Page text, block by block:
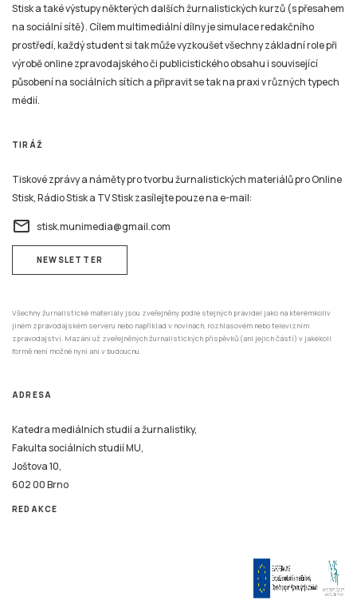
Stisk a také výstupy některých dalších žurnalistických kurzů (s přesahem
na sociální sítě). Cílem multimediální dílny je simulace redakčního
prostředí, každý student si tak může vyzkoušet všechny základní role při
výrobě online zpravodajského či publicistického obsahu i související
působení na sociálních sítích a připravit se tak na praxi v různých typech
médií.
TIRÁŽ
Tiskové zprávy a náměty pro tvorbu žurnalistických materiálů pro Online
Stisk, Rádio Stisk a TV Stisk zasílejte pouze na e-mail:
email stisk.munimedia@gmail.com
NEWSLETTER
Všechny žurnalistické materiály jsou zveřejněny podle stejných pravidel jako na kterémkoliv
jiném zpravodajském serveru nebo například v novinách, rozhlasovém nebo televizním
zpravodajství. Mazání už zveřejněných žurnalistických příspěvků (ani jejich částí) v jakékoli
formě není možné nyní ani v budoucnu.
ADRESA
Katedra mediálních studií a žurnalistiky,
Fakulta sociálních studií MU,
Joštova 10,
602 00 Brno
REDAKCE